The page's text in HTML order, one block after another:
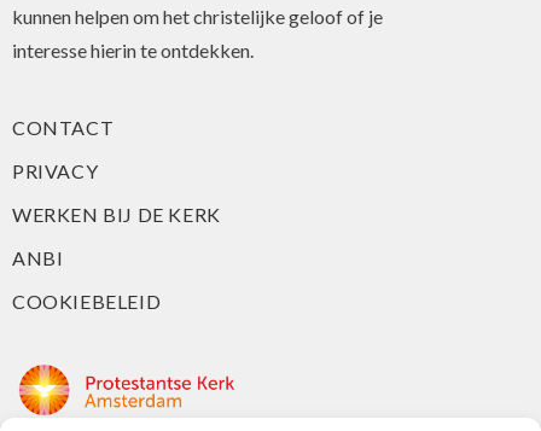
kunnen helpen om het christelijke geloof of je
interesse hierin te ontdekken.
CONTACT
PRIVACY
WERKEN BIJ DE KERK
ANBI
COOKIEBELEID